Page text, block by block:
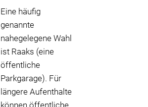
Eine häufig
genannte
nahegelegene Wahl
ist Raaks (eine
öffentliche
Parkgarage). Für
längere Aufenthalte